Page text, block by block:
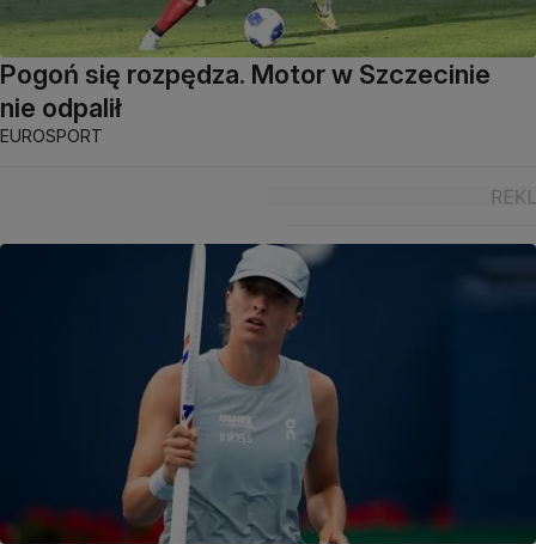
Pogoń się rozpędza. Motor w Szczecinie
nie odpalił
EUROSPORT